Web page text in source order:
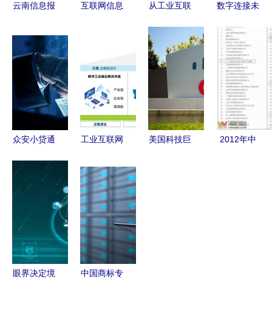
云南信息报
云南首批互
联网新闻信
息服务许可
互联网信息
从工业互联
探什么才是
真正的“互
联网”
数字连接未
CEO在北京
人民广播电
台讲述
OUBURO
新零售旅程
众安小贷通
备案，优质
服务满足用
工业互联网
智造未来
新华三在紫
光股份智能
制造工厂的
实践分享
美国科技巨
2012年中
眼界决定境
中国商标专